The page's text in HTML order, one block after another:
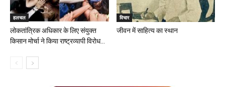
हलचल
लोकतांत्रिक अधिकार के लिए संयुक्त
किसान मोर्चा ने किया राष्ट्रव्यापी विरोध...
विचार
जीवन में साहित्य का स्थान